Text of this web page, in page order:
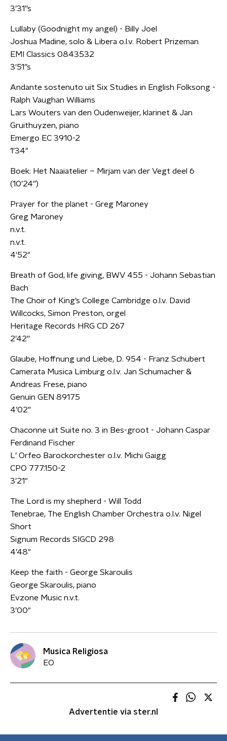
3’31”s
Lullaby (Goodnight my angel) - Billy Joel
Joshua Madine, solo & Libera o.l.v. Robert Prizeman
EMI Classics 0843532
3'51”s
Andante sostenuto uit Six Studies in English Folksong -
Ralph Vaughan Williams
Lars Wouters van den Oudenweijer, klarinet & Jan
Gruithuyzen, piano
Emergo EC 3910-2
1'34"
Boek: Het Naaiatelier – Mirjam van der Vegt deel 6
(10’24”)
Prayer for the planet - Greg Maroney
Greg Maroney
n.v.t.
n.v.t.
4'52"
Breath of God, life giving, BWV 455 - Johann Sebastian
Bach
The Choir of King’s College Cambridge o.l.v. David
Willcocks, Simon Preston, orgel
Heritage Records HRG CD 267
2’42”
Glaube, Hoffnung und Liebe, D. 954 - Franz Schubert
Camerata Musica Limburg o.l.v. Jan Schumacher &
Andreas Frese, piano
Genuin GEN 89175
4’02”
Chaconne uit Suite no. 3 in Bes-groot - Johann Caspar
Ferdinand Fischer
L’ Orfeo Barockorchester o.l.v. Michi Gaigg
CPO 777.150-2
3’21"
The Lord is my shepherd - Will Todd
Tenebrae, The English Chamber Orchestra o.l.v. Nigel
Short
Signum Records SIGCD 298
4’48"
Keep the faith - George Skaroulis
George Skaroulis, piano
Evzone Music n.v.t.
3’00"
Musica Religiosa
EO
Advertentie via ster.nl